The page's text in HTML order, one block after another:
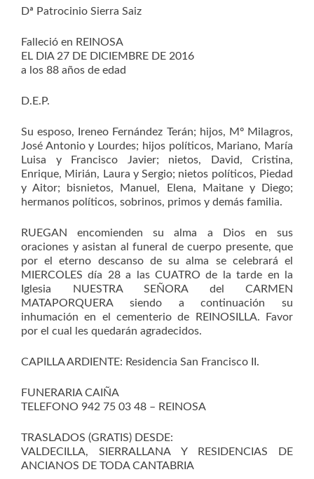
Dª Patrocinio Sierra Saiz
Falleció en REINOSA
EL DIA 27 DE DICIEMBRE DE 2016
a los 88 años de edad
D.E.P.
Su esposo, Ireneo Fernández Terán; hijos, Mº Milagros,
José Antonio y Lourdes; hijos políticos, Mariano, María
Luisa y Francisco Javier; nietos, David, Cristina,
Enrique, Mirián, Laura y Sergio; nietos políticos, Piedad
y Aitor; bisnietos, Manuel, Elena, Maitane y Diego;
hermanos políticos, sobrinos, primos y demás familia.
RUEGAN encomienden su alma a Dios en sus
oraciones y asistan al funeral de cuerpo presente, que
por el eterno descanso de su alma se celebrará el
MIERCOLES día 28 a las CUATRO de la tarde en la
Iglesia NUESTRA SEÑORA del CARMEN
MATAPORQUERA siendo a continuación su
inhumación en el cementerio de REINOSILLA. Favor
por el cual les quedarán agradecidos.
CAPILLA ARDIENTE: Residencia San Francisco II.
FUNERARIA CAIÑA
TELEFONO 942 75 03 48 – REINOSA
TRASLADOS (GRATIS) DESDE:
VALDECILLA, SIERRALLANA Y RESIDENCIAS DE
ANCIANOS DE TODA CANTABRIA